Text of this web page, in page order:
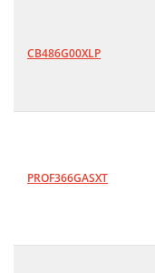
CB486G00XLP
PROF366GASXT